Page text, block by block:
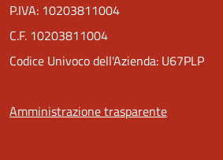
P.IVA: 10203811004
C.F. 10203811004
Codice Univoco dell'Azienda: U67PLP
Amministrazione trasparente